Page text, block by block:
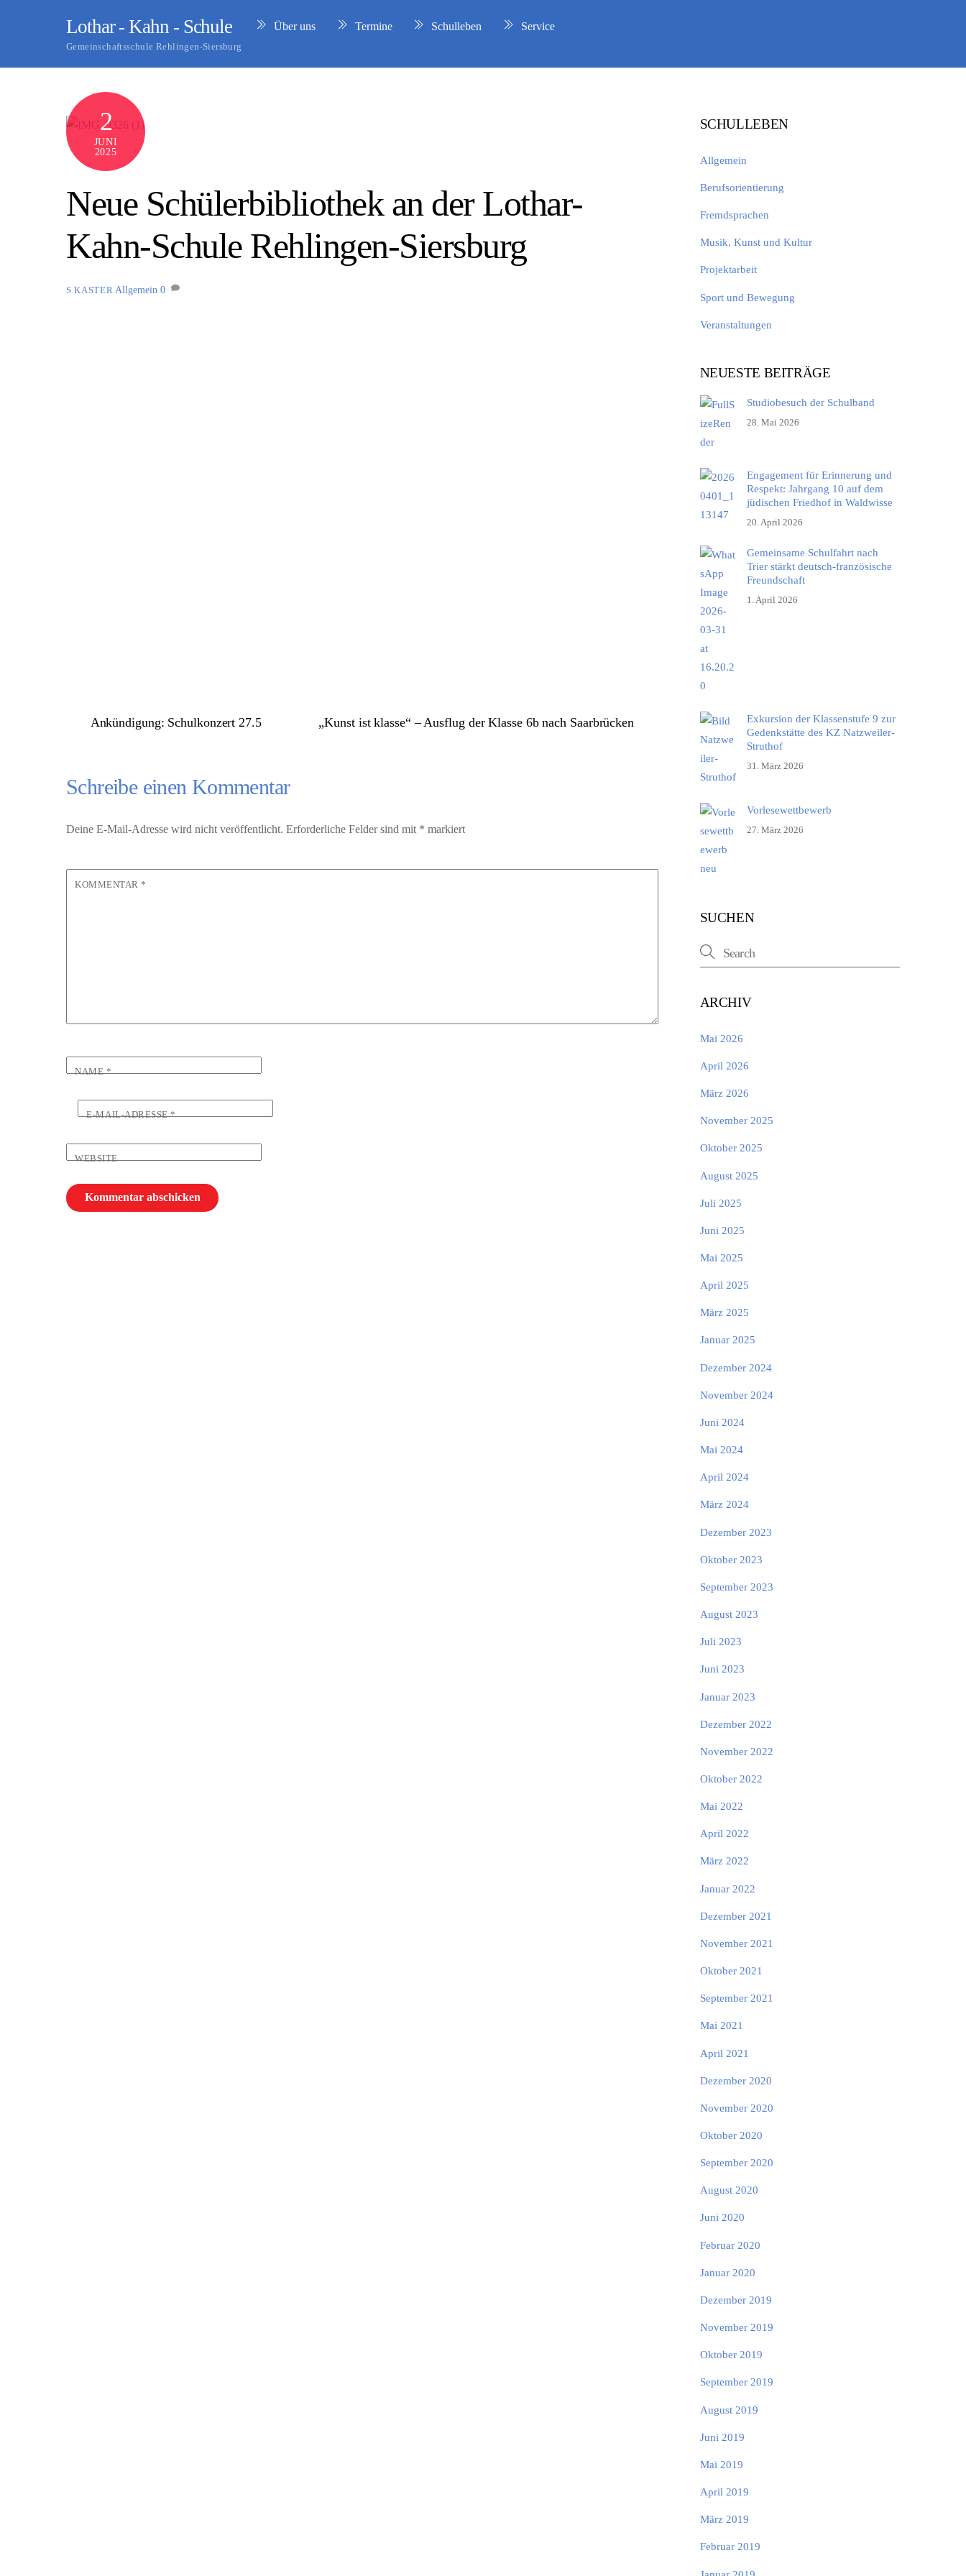
Lothar - Kahn - Schule
Gemeinschaftsschule Rehlingen-Siersburg
Über uns Termine Schulleben Service
2
JUNI
2025
Neue Schülerbibliothek an der Lothar-
Kahn-Schule Rehlingen-Siersburg
S KASTER Allgemein 0
Ankündigung: Schulkonzert 27.5 „Kunst ist klasse“ – Ausflug der Klasse 6b nach Saarbrücken
Schreibe einen Kommentar
Deine E-Mail-Adresse wird nicht veröffentlicht. Erforderliche Felder sind mit * markiert
KOMMENTAR*
NAME*
E-MAIL-ADRESSE*
WEBSITE
SCHULLEBEN
Allgemein
Berufsorientierung
Fremdsprachen
Musik, Kunst und Kultur
Projektarbeit
Sport und Bewegung
Veranstaltungen
NEUESTE BEITRÄGE
Studiobesuch der Schulband
28. Mai 2026
Engagement für Erinnerung und
Respekt: Jahrgang 10 auf dem
jüdischen Friedhof in Waldwisse
20. April 2026
Gemeinsame Schulfahrt nach
Trier stärkt deutsch-französische
Freundschaft
1. April 2026
Exkursion der Klassenstufe 9 zur
Gedenkstätte des KZ Natzweiler-
Struthof
31. März 2026
Vorlesewettbewerb
27. März 2026
SUCHEN
ARCHIV
Mai 2026
April 2026
März 2026
November 2025
Oktober 2025
August 2025
Juli 2025
Juni 2025
Mai 2025
April 2025
März 2025
Januar 2025
Dezember 2024
November 2024
Juni 2024
Mai 2024
April 2024
März 2024
Dezember 2023
Oktober 2023
September 2023
August 2023
Juli 2023
Juni 2023
Januar 2023
Dezember 2022
November 2022
Oktober 2022
Mai 2022
April 2022
März 2022
Januar 2022
Dezember 2021
November 2021
Oktober 2021
September 2021
Mai 2021
April 2021
Dezember 2020
November 2020
Oktober 2020
September 2020
August 2020
Juni 2020
Februar 2020
Januar 2020
Dezember 2019
November 2019
Oktober 2019
September 2019
August 2019
Juni 2019
Mai 2019
April 2019
März 2019
Februar 2019